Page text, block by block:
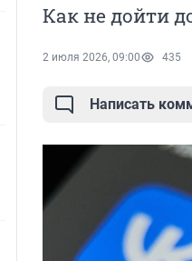
Как не дойти
2 июля 2026, 09:00 435
Написать